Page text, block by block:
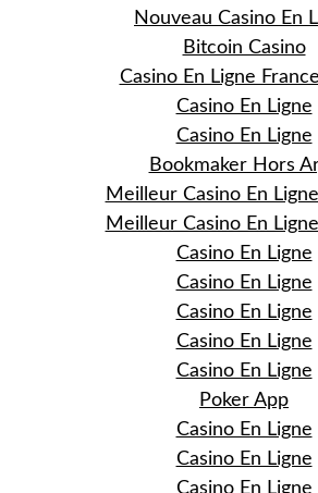
Nouveau Casino En
Bitcoin Casino
Casino En Ligne
Casino En Ligne
Casino En Ligne
Bookmaker Hors
Meilleur Casino En
Meilleur Casino En
Casino En Ligne
Casino En Ligne
Casino En Ligne
Casino En Ligne
Casino En Ligne
Poker App
Casino En Ligne
Casino En Ligne
Casino En Ligne